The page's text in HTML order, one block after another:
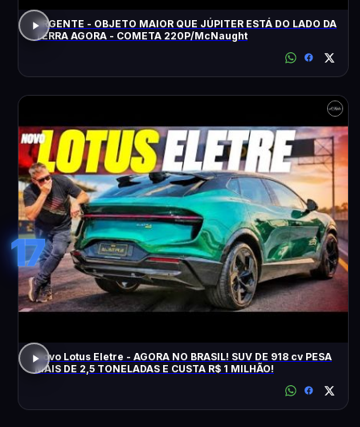
URGENTE - OBJETO MAIOR QUE JÚPITER ESTÁ DO LADO DA
TERRA AGORA - COMETA 220P/McNaught
17
Novo Lotus Eletre - AGORA NO BRASIL! SUV DE 918 cv PESA
MAIS DE 2,5 TONELADAS E CUSTA R$ 1 MILHÃO!